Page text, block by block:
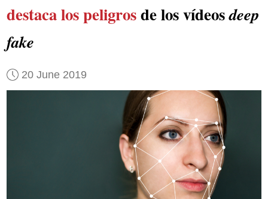
destaca los peligrosde los vídeosdeep
fake
20 June 2019